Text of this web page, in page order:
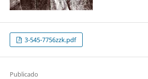
3-545-7756zzk.pdf
Publicado